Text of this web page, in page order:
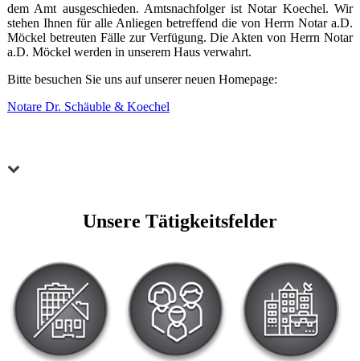
dem Amt ausgeschieden. Amtsnachfolger ist Notar Koechel. Wir
stehen Ihnen für alle Anliegen betreffend die von Herrn Notar a.D.
Möckel betreuten Fälle zur Verfügung. Die Akten von Herrn Notar
a.D. Möckel werden in unserem Haus verwahrt.
Bitte besuchen Sie uns auf unserer neuen Homepage:
Notare Dr. Schäuble & Koechel
Unsere Tätigkeitsfelder